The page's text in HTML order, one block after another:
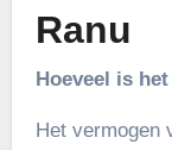
Ranu
Hoeveel is
Het vermogen